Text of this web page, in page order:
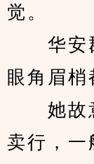
觉。
华安郡
眼角眉梢
她故意
卖行，一